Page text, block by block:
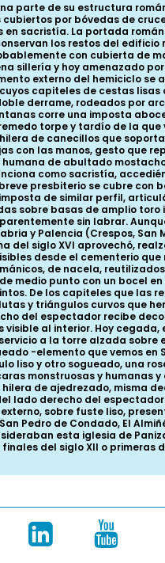
parte de su estructura
por bóvedas de
sacristía. La portada
los restos del
con cubierta de
sillería y hoy amenazado
externo del hemiciclo
capiteles de cestas
derrame, rodeados por
corre una imposta
torpe y tardío de la
de canecillos que
las manos, gesto que
de abultado
como sacristía,
presbiterio se cubre con
de similar perfil,
sobre basas de amplio
sin labrar.
y Palencia (Crespos, San
siglo XVI aprovechó,
desde el cementerio
de nacela,
medio punto con un bocel
De los capiteles que las
y triángulos curvos que
del espectador recibe
al interior. Hoy
a la torre alzada sobre
-elemento que vemos
liso y otro sogueado, una
monstruosas y humanas
de ajedrezado, misma
lado derecho del
sobre fuste liso,
Pedro de Condado, El
esta iglesia de
del siglo XII o primeras